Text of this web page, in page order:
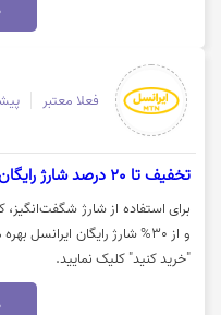
فعلا معتبر
تخفیف تا 20 درصد شارژ رایگان ایرانسل
و از 30% شارژ رایگان
"خرید کنید" کلیک نمایید.